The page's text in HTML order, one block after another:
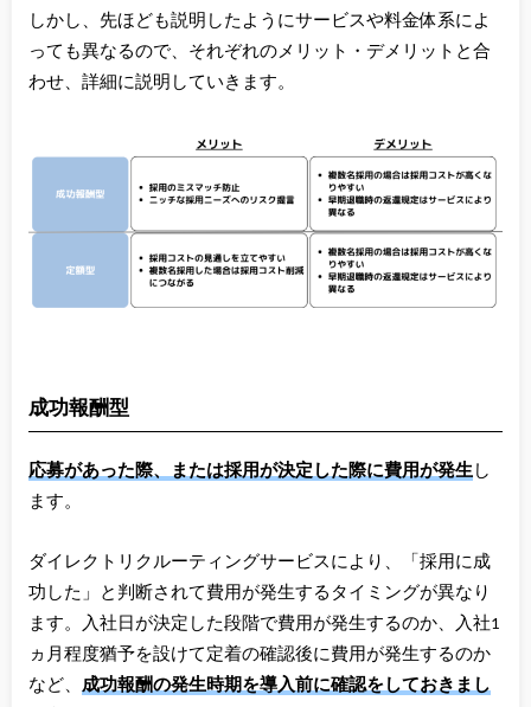
しかし、先ほども説明したようにサービスや料金体系によ
っても異なるので、それぞれのメリット・デメリットと合
わせ、詳細に説明していきます。
成功報酬型
応募があった際、または採用が決定した際に費用が発生し
ます。
ダイレクトリクルーティングサービスにより、「採用に成
功した」と判断されて費用が発生するタイミングが異なり
ます。入社日が決定した段階で費用が発生するのか、入社1
ヵ月程度猶予を設けて定着の確認後に費用が発生するのか
など、 成功報酬の発生時期を導入前に確認をしておきまし